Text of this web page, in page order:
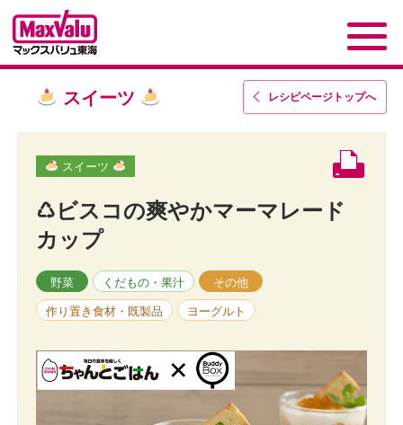
レシピページトップへ
スイーツ
スイーツ
♺ビスコの爽やかマーマレード
カップ
野菜 くだもの・果汁 その他
作り置き食材・既製品 ヨーグルト